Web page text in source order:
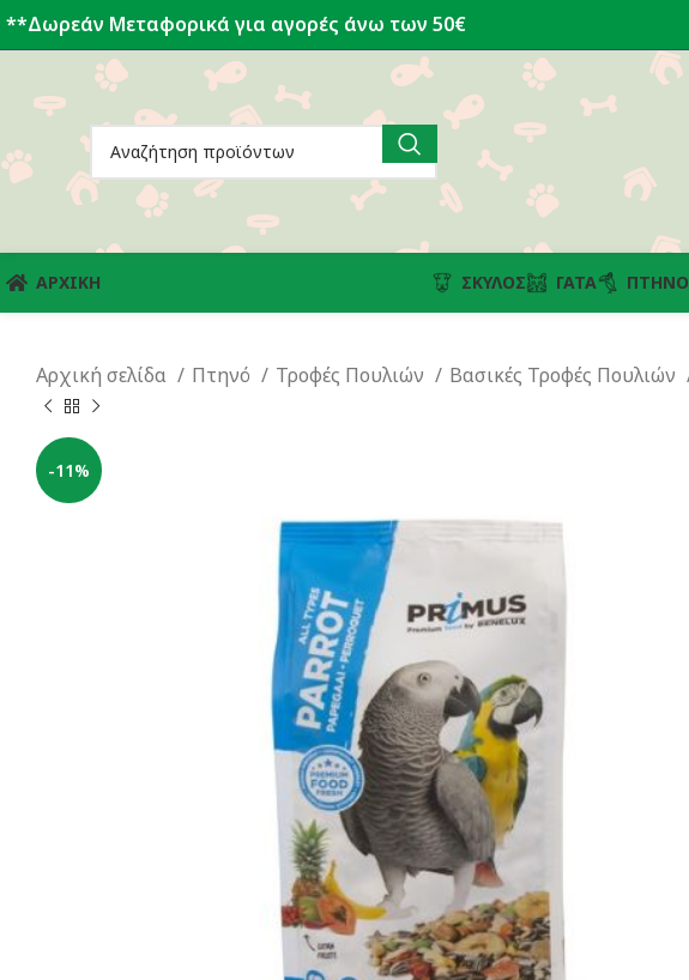
**Δωρεάν Μεταφορικά για αγορές άνω των 50€
ΑΡΧΙΚΗ ΣΚΎΛΟΣ ΓΆΤΑ ΠΤΗΝΌ
Αρχική σελίδα Πτηνό Τροφές Πουλιών Βασικές Τροφές Πουλιών
-11%